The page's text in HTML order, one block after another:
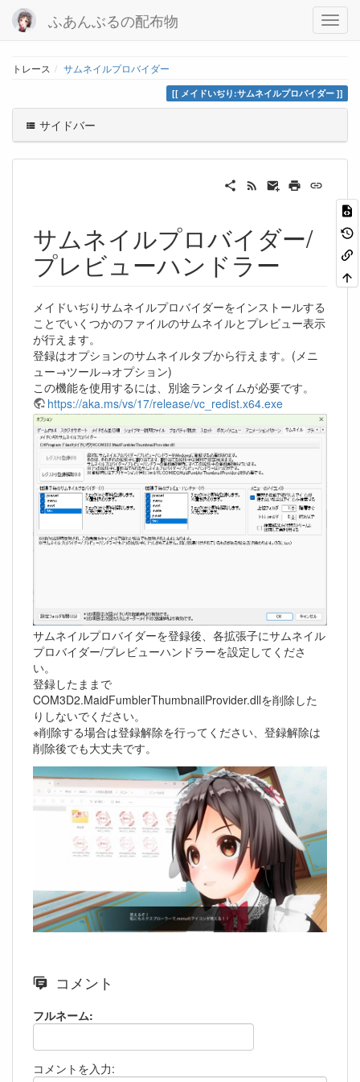
ふあんぶるの配布物
トレース サムネイルプロバイダー
メイドいぢり:サムネイルプロバイダー
サイドバー
サムネイルプロバイダー/
プレビューハンドラー
メイドいぢりサムネイルプロバイダーをインストールする
ことでいくつかのファイルのサムネイルとプレビュー表示
が行えます。
登録はオプションのサムネイルタブから行えます。(メニ
ュー→ツール→オプション)
この機能を使用するには、別途ランタイムが必要です。
https://aka.ms/vs/17/release/vc_redist.x64.exe
サムネイルプロバイダーを登録後、各拡張子にサムネイル
プロバイダー/プレビューハンドラーを設定してくださ
い。
登録したままで
COM3D2.MaidFumblerThumbnailProvider.dllを削除した
りしないでください。
※削除する場合は登録解除を行ってください、登録解除は
削除後でも大丈夫です。
コメント
フルネーム:
コメントを入力: